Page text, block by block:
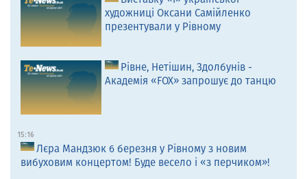
художниці Оксани Самійленко
презентували у Рівному
Рівне, Нетішин, Здолбунів -
Академія «FOX» запрошує до танцю
15:16
Лєра Мандзюк 6 березня у Рівному з новим
вибуховим концертом! Буде весело і «з перчиком»!